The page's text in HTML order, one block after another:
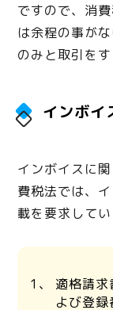
ですので、消
は余程の事が
のみと取引を
インボイ
インボイスに
費税法では、
載を要求してい
適格請
よび登録